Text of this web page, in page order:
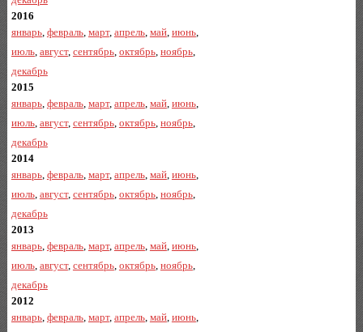
2016
январь, февраль, март, апрель, май, июнь,
июль, август, сентябрь, октябрь, ноябрь,
декабрь
2015
январь, февраль, март, апрель, май, июнь,
июль, август, сентябрь, октябрь, ноябрь,
декабрь
2014
январь, февраль, март, апрель, май, июнь,
июль, август, сентябрь, октябрь, ноябрь,
декабрь
2013
январь, февраль, март, апрель, май, июнь,
июль, август, сентябрь, октябрь, ноябрь,
декабрь
2012
январь, февраль, март, апрель, май, июнь,